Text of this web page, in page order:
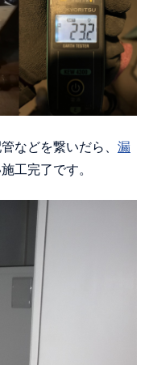
などを繋いだら、 漏
工完了です。